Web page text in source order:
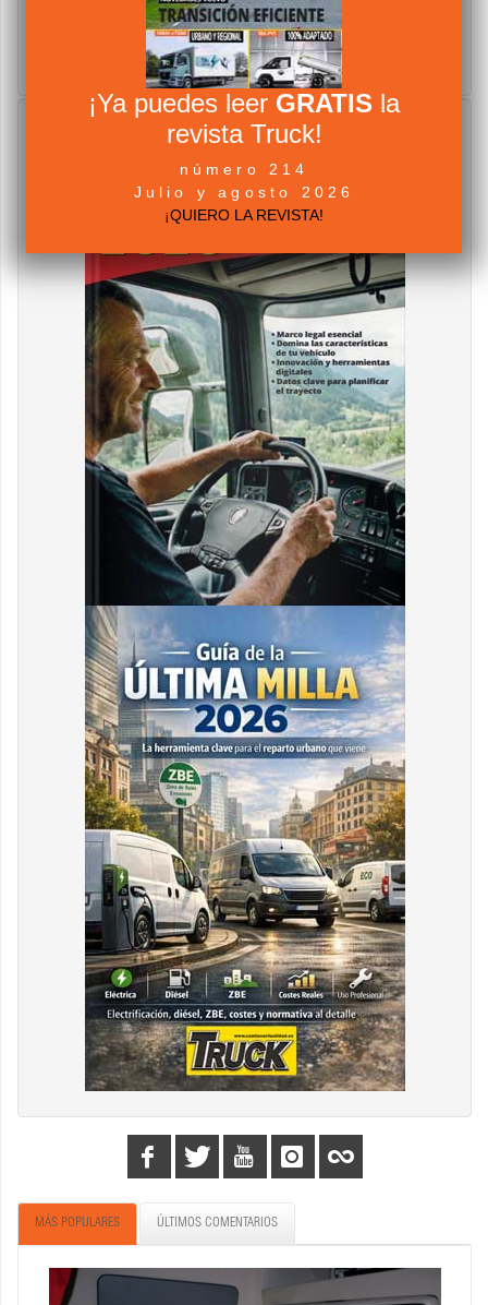
MÁS POPULARES ÚLTIMOS COMENTARIOS
¡Ya puedes leer GRATIS la
revista Truck!
número 214
Julio y agosto 2026
¡QUIERO LA REVISTA!